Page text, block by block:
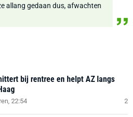
allang gedaan dus, afwachten
bij rentree en helpt AZ langs
22:54 2